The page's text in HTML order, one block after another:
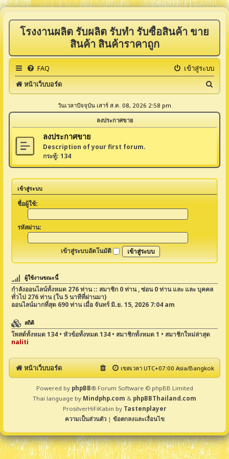
โรงงานผลิต รับผลิต รับทำ รับซื้อสินค้า ขาย
สินค้า สินค้าราคาถูก
FAQ
เข้าสู่ระบบ
หน้าเว็บบอร์ด
น
วันเวลาปัจจุบัน เสาร์ ส.ค. 08, 2026 2:58 pm
ลงประกาศขาย
ลงประกาศขาย
Description of your first forum.
กระทู้: 134
เข้าสู่ระบบ
ชื่อผู้ใช้:
รหัสผ่าน:
เข้าสู่ระบบอัตโนมัติ
ผู้ใช้งานขณะนี้
กำลังออนไลน์ทั้งหมด 276ท่าน :: สมาชิก 0 ท่าน , ซ่อน 0 ท่าน และ และ บุคคล
ทั่วไป 276 ท่าน (ใน 5 นาทีที่ผ่านมา)
ออนไลน์มากที่สุด 690ท่าน เมื่อ จันทร์ มิ.ย. 15, 2026 7:04 am
สถิติ
โพสต์ทั้งหมด134 • หัวข้อทั้งหมด134 • สมาชิกทั้งหมด1 • สมาชิกใหม่ล่าสุด
naliti
หน้าเว็บบอร์ด เขตเวลา UTC+07:00 Asia/Bangkok
Powered by phpBB® Forum Software © phpBB Limited
Thai language by Mindphp.com & phpBBThailand.com
ProsilverHiFiKabin by Tastenplayer
ความเป็นส่วนตัว| ข้อตกลงและเงื่อนไข